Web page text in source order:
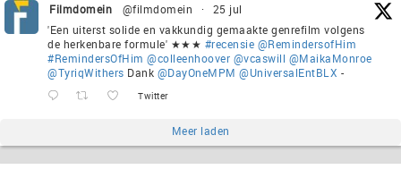
Filmdomein @filmdomein ·
25 jul
'Een uiterst solide en vakkundig gemaakte genrefilm volgens
de herkenbare formule' ★★★ #recensie @RemindersofHim
#RemindersOfHim @colleenhoover @vcaswill @MaikaMonroe
@TyriqWithers Dank @DayOneMPM @UniversalEntBLX -
Twitter
Meer laden